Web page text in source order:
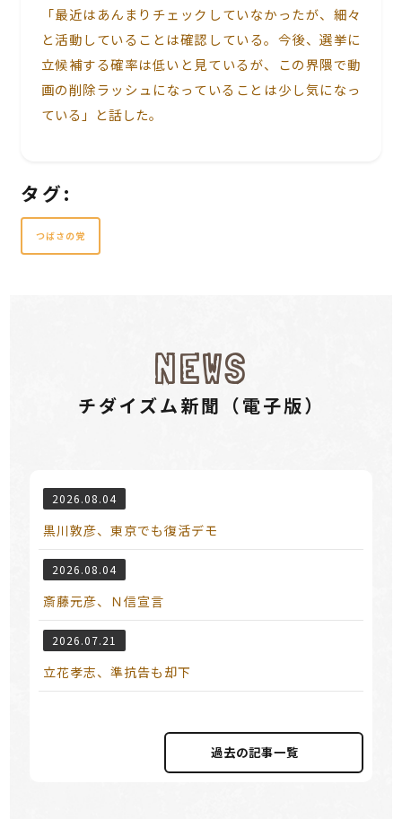
「最近はあんまりチェックしていなかったが、細々
と活動していることは確認している。今後、選挙に
立候補する確率は低いと見ているが、この界隈で動
画の削除ラッシュになっていることは少し気になっ
ている」と話した。
タグ:
つばさの党
NEWS
チダイズム新聞（電⼦版）
2026.08.04
黒川敦彦、東京でも復活デモ
2026.08.04
斎藤元彦、Ｎ信宣言
2026.07.21
立花孝志、準抗告も却下
過去の記事⼀覧